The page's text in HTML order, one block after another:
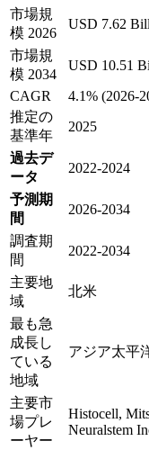
市場規
模 2026
USD 7.62
市場規
模 2034
USD 10.51
CAGR
4.1% (2026-
推定の
基準年
2025
過去デ
ータ
2022-2024
予測期
間
2026-2034
調査期
間
2022-2034
主要地
域
北米
最も急
成長し
ている
地域
アジア太平
主要市
場プレ
ーヤー
Histocell,
Neuralstem